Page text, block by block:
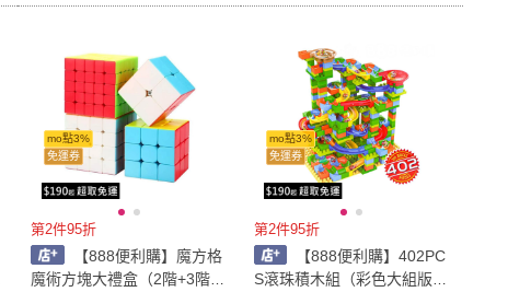
mo點3%
免運券
第2件95折
【888便利購】魔方格
魔術方塊大禮盒（2階+3階+
mo點3%
免運券
第2件95折
【888便利購】402PC
S滾珠積木組（彩色大組版）